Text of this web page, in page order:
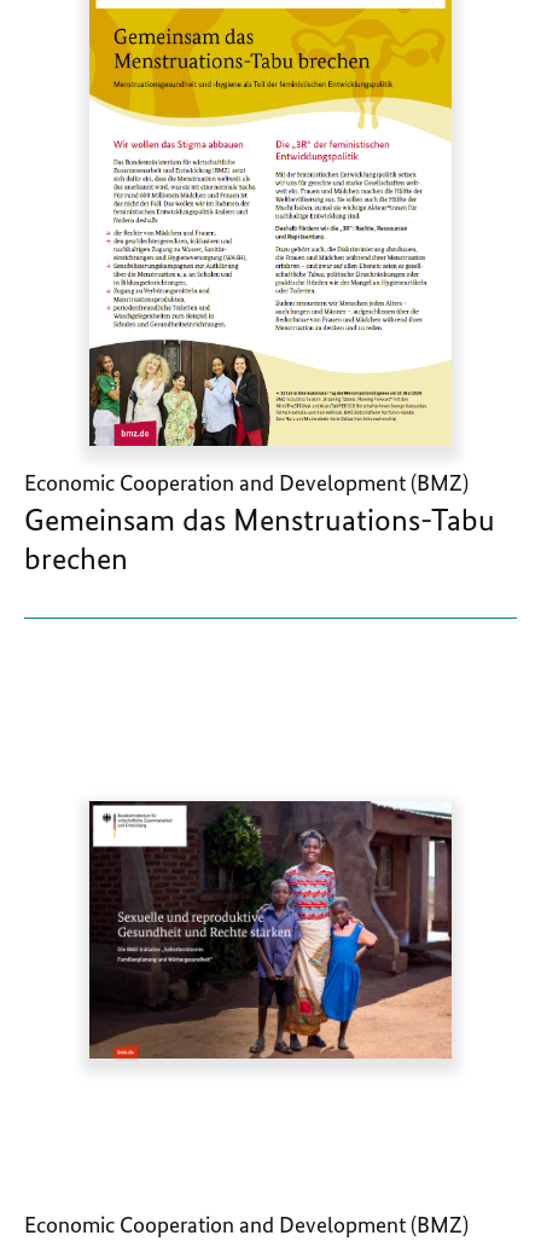
Economic Cooperation and Development (BMZ)
Gemeinsam das Menstruations-Tabu
brechen
Economic Cooperation and Development (BMZ)